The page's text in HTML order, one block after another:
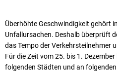
Überhöhte Geschwindigkeit gehört
Unfallursachen. Deshalb überprüft
das Tempo der Verkehrsteilnehmer
Für die Zeit vom 25. bis 1.
folgenden Städten und an